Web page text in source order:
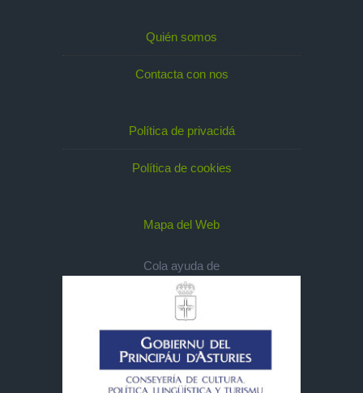
Quién somos
Contacta con nos
Política de privacidá
Política de cookies
Mapa del Web
Cola ayuda de